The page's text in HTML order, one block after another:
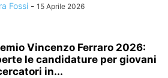
Fossi - 15 Aprile 2026
Vincenzo Ferraro 2026:
le candidature per giovani
in...